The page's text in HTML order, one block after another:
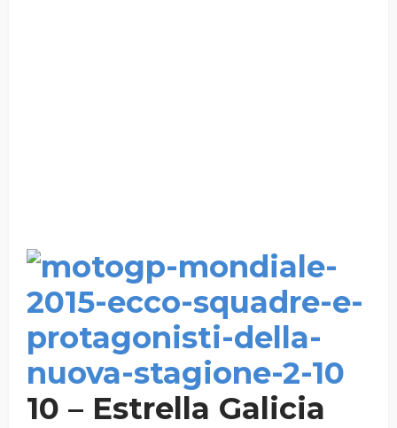
10 – Estrella Galicia